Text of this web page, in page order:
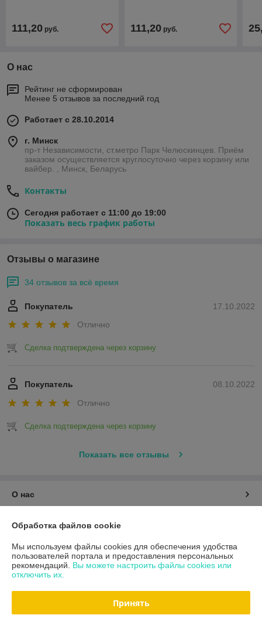
111,20 руб. 111,20руб.
О нас
Рейтинг не сформирован
Менее 5 отзывов за последний год
Работает с 28.10.2014
г. Минск
пр-т Независимости, ст.метро Парк Челюскинцев. Приём
заказом осуществляется круглосуточно через корзину или
вайбер. , Минск, Беларусь
Контакты
Сегодня работает с 11:00 до 19:00
Показать весь график работы
Отзывы о магазине
34 отзывов за всё время
17.10.2022
Покупатель
Отлично
Сделка подтверждена через корзину
08.10.2022
Покупатель
Отлично
Сделка подтверждена через корзину
Показать все отзывы
О нас
Контакты
Доставка и оплата
График работы
Обработка файлов cookie
Мы используем файлы cookies для обеспечения удобства
пользователей портала и предоставления персональных
рекомендаций. Вы можете настроить файлы cookies или
отключить их.
Принять